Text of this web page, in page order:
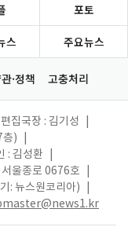
포토
스 주요뉴스
·정책 고충처리
편집국장 : 김기성
층)
: 김성환
울종로 0676호
: 뉴스원코리아)